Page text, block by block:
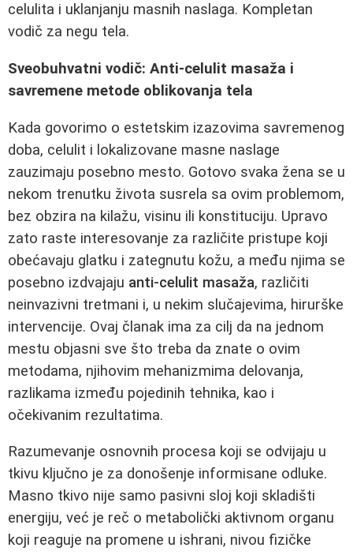
celulita i uklanjanju masnih naslaga. Kompletan
vodič za negu tela.
Sveobuhvatni vodič: Anti-celulit masaža i
savremene metode oblikovanja tela
Kada govorimo o estetskim izazovima savremenog
doba, celulit i lokalizovane masne naslage
zauzimaju posebno mesto. Gotovo svaka žena se u
nekom trenutku života susrela sa ovim problemom,
bez obzira na kilažu, visinu ili konstituciju. Upravo
zato raste interesovanje za različite pristupe koji
obećavaju glatku i zategnutu kožu, a među njima se
posebno izdvajaju anti-celulit masaža, različiti
neinvazivni tretmani i, u nekim slučajevima, hirurške
intervencije. Ovaj članak ima za cilj da na jednom
mestu objasni sve što treba da znate o ovim
metodama, njihovim mehanizmima delovanja,
razlikama između pojedinih tehnika, kao i
očekivanim rezultatima.
Razumevanje osnovnih procesa koji se odvijaju u
tkivu ključno je za donošenje informisane odluke.
Masno tkivo nije samo pasivni sloj koji skladišti
energiju, već je reč o metabolički aktivnom organu
koji reaguje na promene u ishrani, nivou fizičke